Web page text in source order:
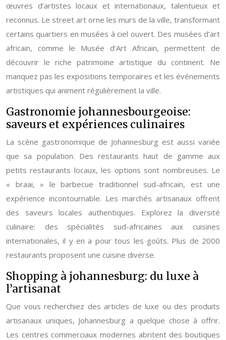
œuvres d’artistes locaux et internationaux, talentueux et
reconnus. Le street art orne les murs de la ville, transformant
certains quartiers en musées à ciel ouvert. Des musées d’art
africain, comme le Musée d’Art Africain, permettent de
découvrir le riche patrimoine artistique du continent. Ne
manquez pas les expositions temporaires et les événements
artistiques qui animent régulièrement la ville.
Gastronomie johannesbourgeoise:
saveurs et expériences culinaires
La scène gastronomique de Johannesburg est aussi variée
que sa population. Des restaurants haut de gamme aux
petits restaurants locaux, les options sont nombreuses. Le
« braai, » le barbecue traditionnel sud-africain, est une
expérience incontournable. Les marchés artisanaux offrent
des saveurs locales authentiques. Explorez la diversité
culinaire: des spécialités sud-africaines aux cuisines
internationales, il y en a pour tous les goûts. Plus de 2000
restaurants proposent une cuisine diverse.
Shopping à johannesburg: du luxe à
l’artisanat
Que vous recherchiez des articles de luxe ou des produits
artisanaux uniques, Johannesburg a quelque chose à offrir.
Les centres commerciaux modernes abritent des boutiques